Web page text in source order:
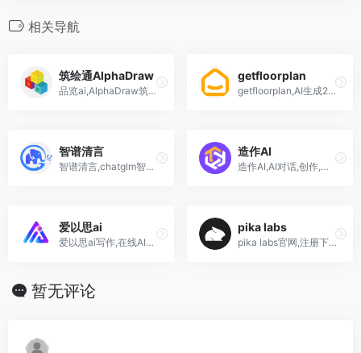
相关导航
筑绘通AlphaDraw
品览ai,AlphaDraw筑绘通,工程领域新一代智能工程设计云平台
getfloorplan
getfloorplan,AI生成2D3D建模工具软件,get floor plan室内设计
智谱清言
智谱清言,chatglm智普清言,千亿参数对话模型,支持多轮对话
造作AI
造作AI,AI对话,创作,模型训练,文案生成,内置智能对话机器人等!
爱以思ai
爱以思ai写作,在线AI写作,聊天机器人,人工智能创作平台神器
pika labs
pika labs官网,注册下载使用...
暂无评论